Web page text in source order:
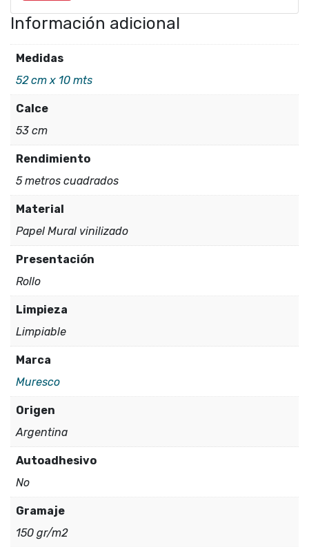
Información adicional
Medidas
52 cm x 10 mts
Calce
53 cm
Rendimiento
5 metros cuadrados
Material
Papel Mural vinilizado
Presentación
Rollo
Limpieza
Limpiable
Marca
Muresco
Origen
Argentina
Autoadhesivo
No
Gramaje
150 gr/m2